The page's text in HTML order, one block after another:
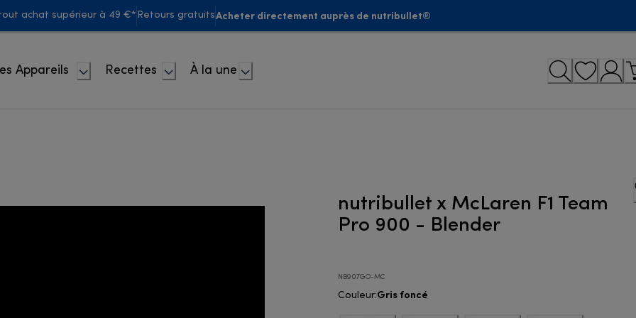
achat supérieur à 49 €* Retours gratuitsAcheter directement auprès de nutribullet®
Appareils Recettes À la une
nutribullet x McLaren F1 Team
Pro 900 - Blender
NB907GO-MC
Couleur:Gris foncé